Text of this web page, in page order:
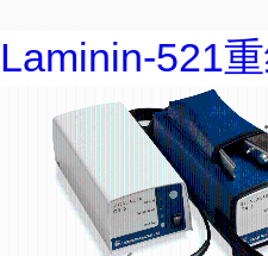
Laminin-521